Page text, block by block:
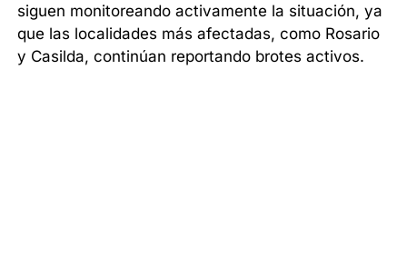
siguen monitoreando activamente la situación, ya
que las localidades más afectadas, como Rosario
y Casilda, continúan reportando brotes activos.